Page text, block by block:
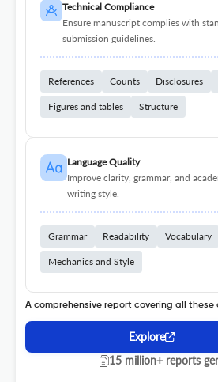
Technical Compliance
Ensure manuscript complies with
submission guidelines.
References Counts Disclosures
Figures and tables Structure
Language Quality
Improve clarity, grammar, and
writing style.
Grammar Readability Vocabulary
Mechanics and Style
A comprehensive report covering all these
Explore
15 million+ reports